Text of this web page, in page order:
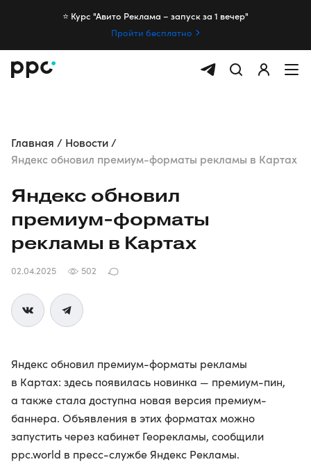
⭐️ Курс "Авито Реклама – запуск за 1 вечер"
Пройти бесплатно
Главная
Новости
Яндекс обновил премиум-форматы рекламы в Картах
Яндекс обновил
премиум-форматы
рекламы в Картах
02.04.2025 502
Яндекс обновил премиум-форматы рекламы
в Картах: здесь появилась новинка — премиум-пин,
а также стала доступна новая версия премиум-
баннера. Объявления в этих форматах можно
запустить через кабинет Георекламы, сообщили
ppc.world в пресс-службе Яндекс Рекламы.